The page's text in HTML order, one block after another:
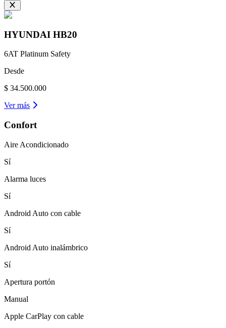
HYUNDAI HB20
6AT Platinum Safety
Desde
$ 34.500.000
Ver más
Confort
Aire Acondicionado
Sí
Alarma luces
Sí
Android Auto con cable
Sí
Android Auto inalámbrico
Sí
Apertura portón
Manual
Apple CarPlay con cable